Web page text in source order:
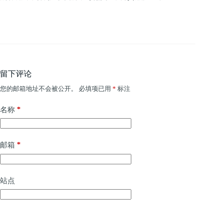
留下评论
您的邮箱地址不会被公开。 必填项已用 * 标注
名称 *
邮箱 *
站点